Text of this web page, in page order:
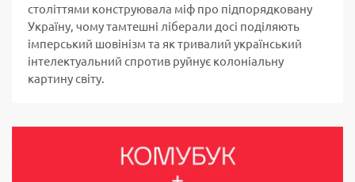
століттями конструювала міф про підпорядковану
Україну, чому тамтешні ліберали досі поділяють
імперський шовінізм та як тривалий український
інтелектуальний спротив руйнує колоніальну
картину світу.